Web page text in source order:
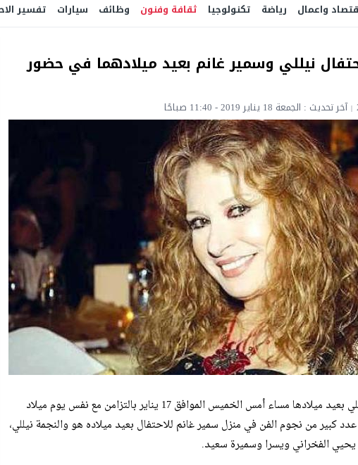
واعمال رياضة تكنولوجيا ثقافة وفنون وظائف سيارات تفسير
نيللي وسمير غانم بعيد ميلادهما في حضور
آخر تحديث : الجمعة 18 يناير 2019 - 11:40 صباحًا
احتفلت النجمة الكبيرة نيللي بعيد ميلادها مساء أمس الخميس الموافق 17 يناير بالتزامن مع نفس يوم ميلاد
كبير من نجوم الفن في منزل سمير غانم للاحتفال بعيد ميلاده هو والنجمة نيللي،
يحيي الفخراني ويسرا وسميرة سعيد.